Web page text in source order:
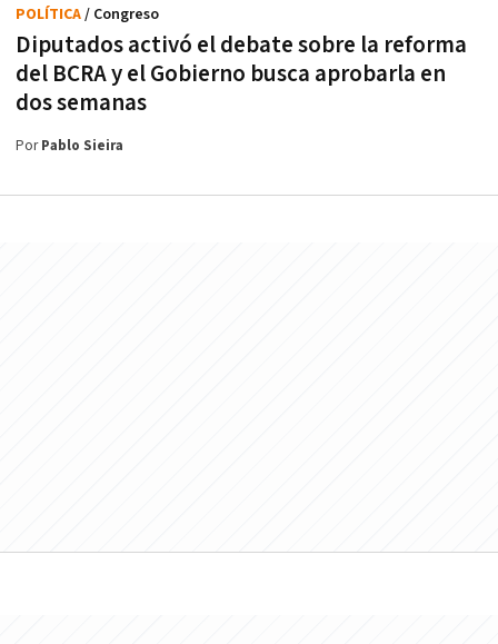
Diputados activó el debate sobre la reforma
del BCRA y el Gobierno busca aprobarla en
dos semanas
POLÍTICA/ Congreso
PorPablo Sieira